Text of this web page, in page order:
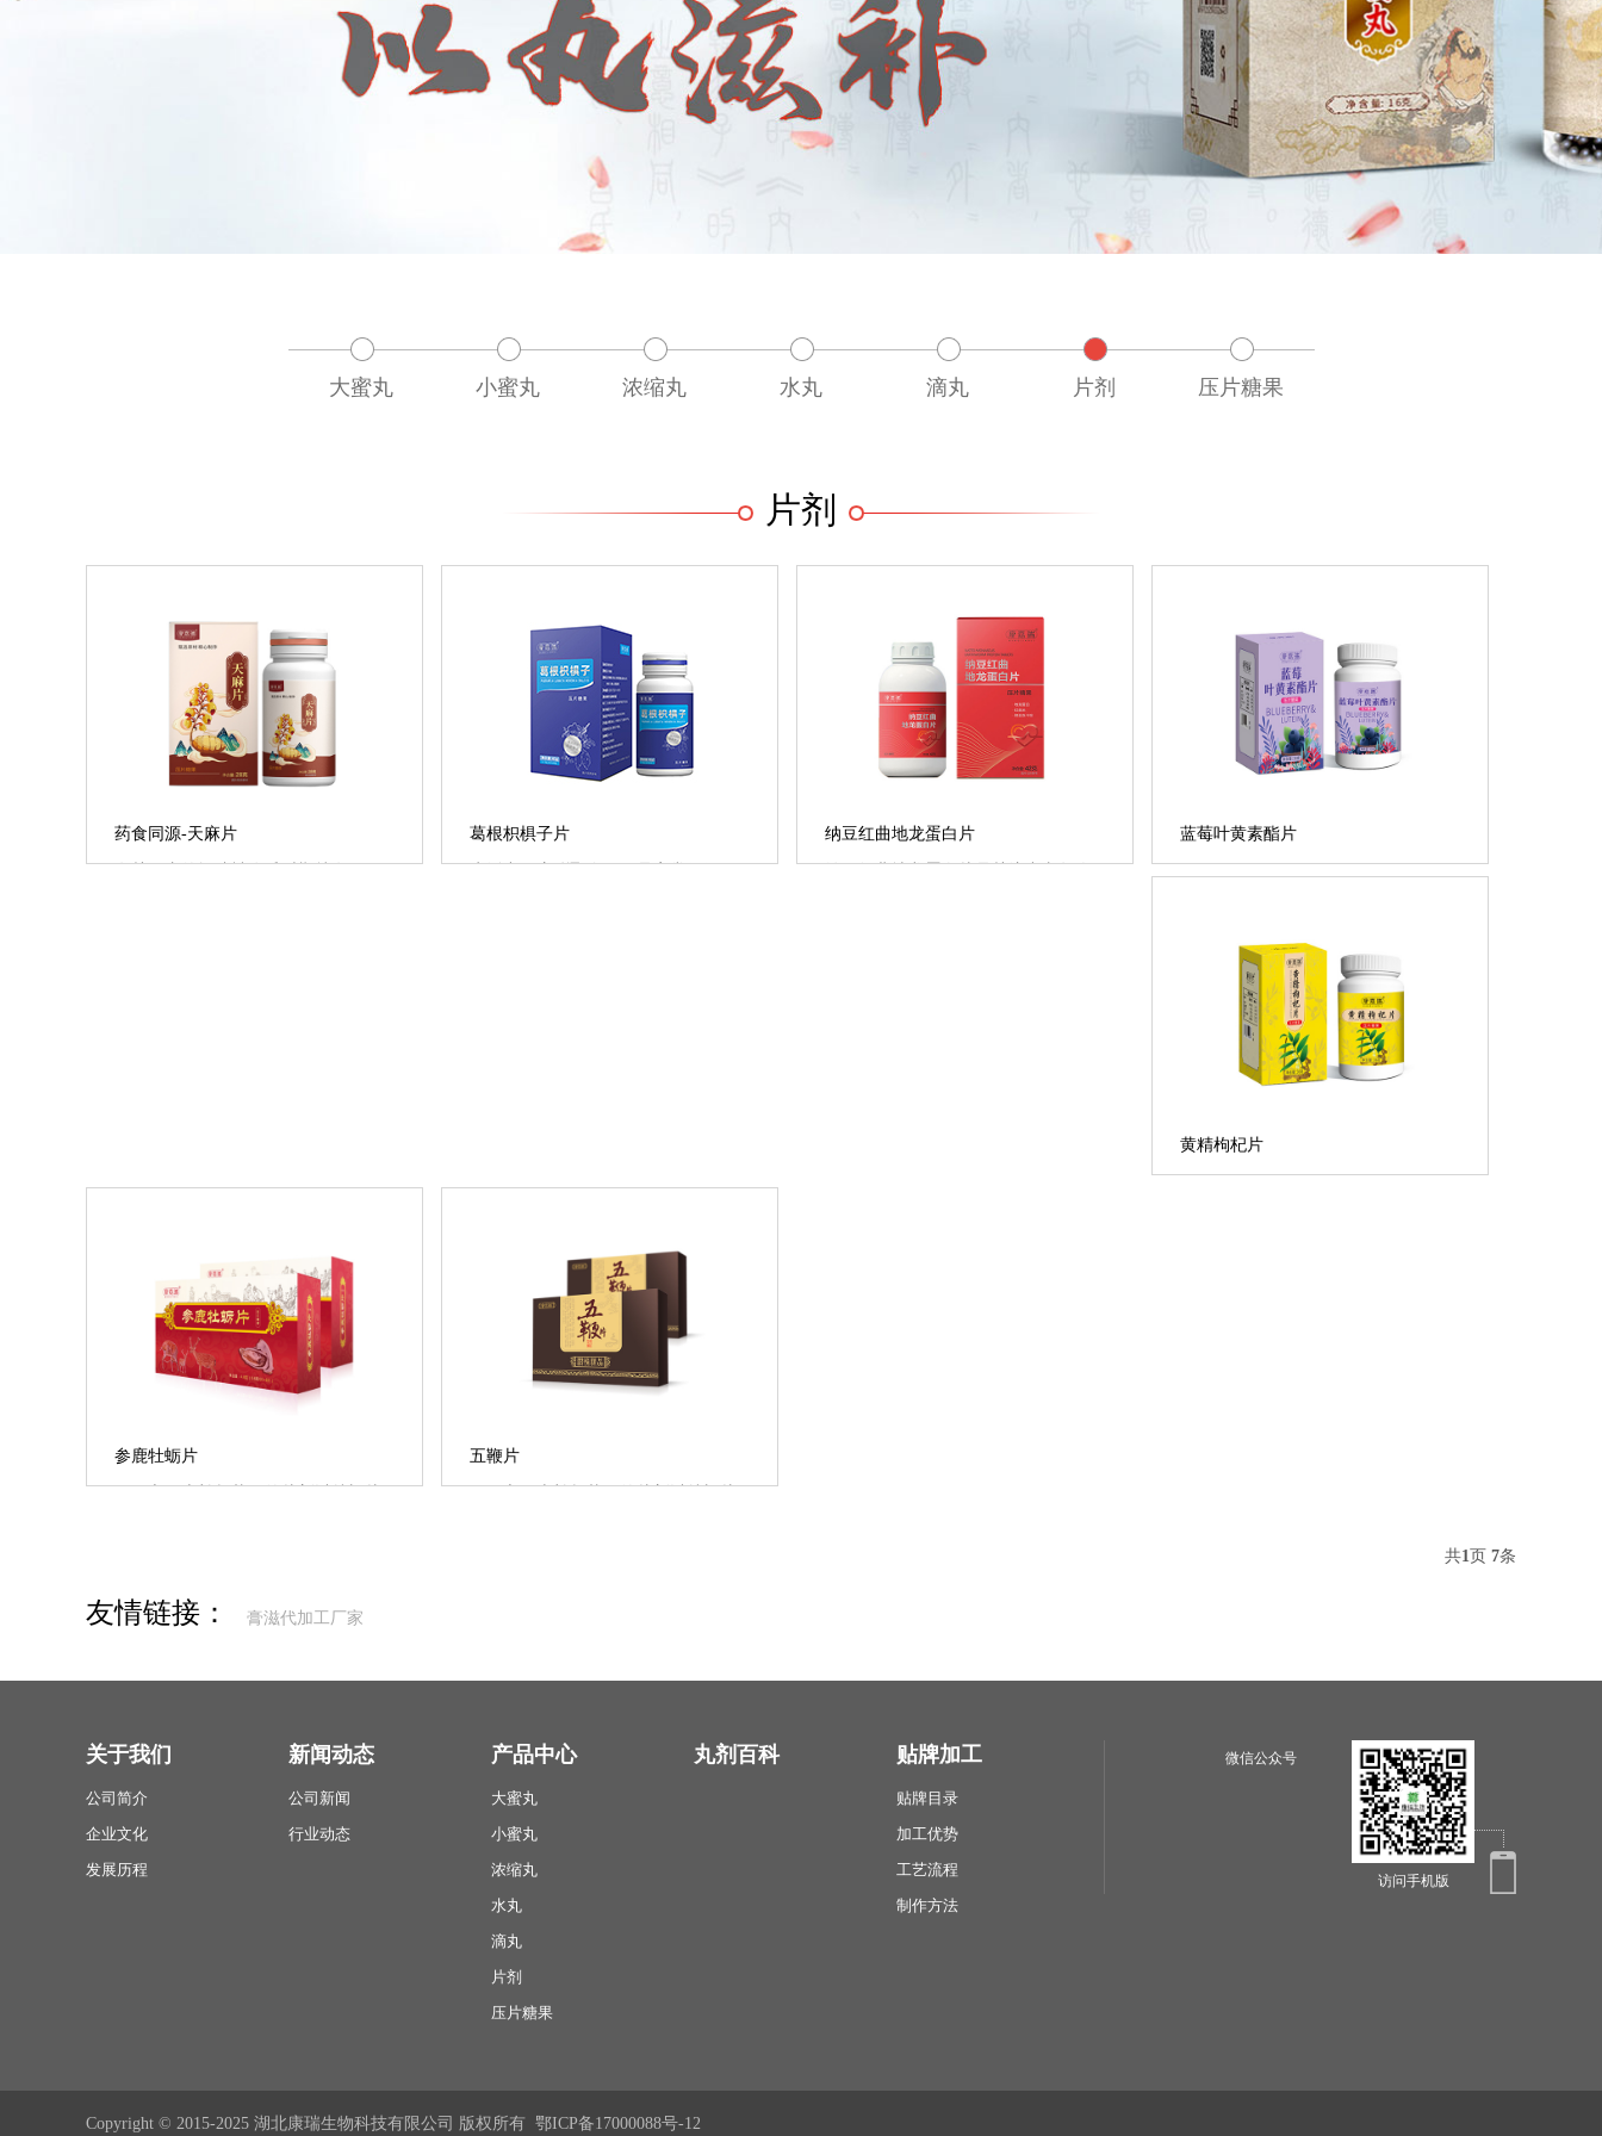
大蜜丸 小蜜丸 浓缩丸 水丸 滴丸 片剂 压片糖果
片剂
药食同源-天麻片 葛根枳椇子片 纳豆红曲地龙蛋白片 蓝莓叶黄素酯片
黄精枸杞片
参鹿牡蛎片 五鞭片
共1页 7条
友情链接： 膏滋代加工厂家
关于我们
公司简介
企业文化
发展历程
新闻动态
公司新闻
行业动态
产品中心
大蜜丸
小蜜丸
浓缩丸
水丸
滴丸
片剂
压片糖果
丸剂百科 贴牌加工
贴牌目录
加工优势
工艺流程
制作方法
访问手机版
微信公众号
Copyright © 2015-2025 湖北康瑞生物科技有限公司 版权所有 鄂ICP备17000088号-12